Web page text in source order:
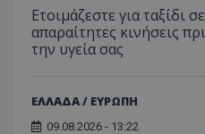
Ετοιμάζεστε για ταξίδι
απαραίτητες κινήσεις
την υγεία σας
ΕΛΛΑΔΑ / ΕΥΡΩΠΗ
09.08.2026 - 13:22